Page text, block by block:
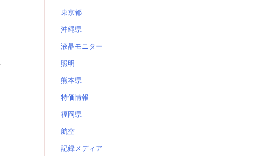
東京都
沖縄県
液晶モニター
照明
熊本県
特価情報
福岡県
航空
記録メディア